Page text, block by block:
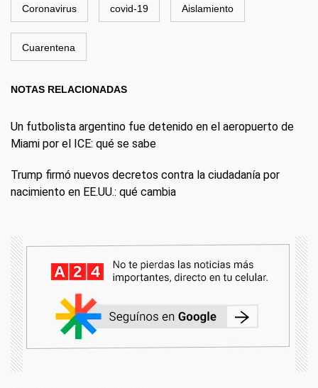
Coronavirus covid-19 Aislamiento
Cuarentena
NOTAS RELACIONADAS
Un futbolista argentino fue detenido en el aeropuerto de
Miami por el ICE: qué se sabe
Trump firmó nuevos decretos contra la ciudadanía por
nacimiento en EE.UU.: qué cambia